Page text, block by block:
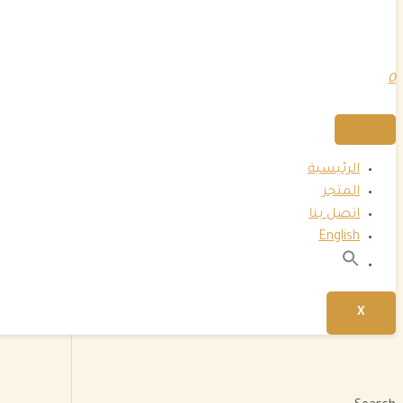
0
الرئيسية
المتجر
اتصل بنا
English
بحث
X